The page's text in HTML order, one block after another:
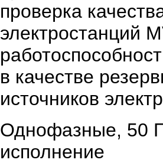
проверка
электростанций
в качестве
источников
Однофазные, 50
исполнение